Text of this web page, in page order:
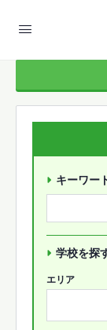
キーワー
学校を探
エリア